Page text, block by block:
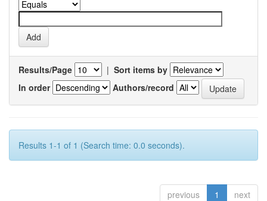
Results/Page | Sort items by
In order
Authors/record
Results 1-1 of 1 (Search time: 0.0 seconds).
previous 1 next